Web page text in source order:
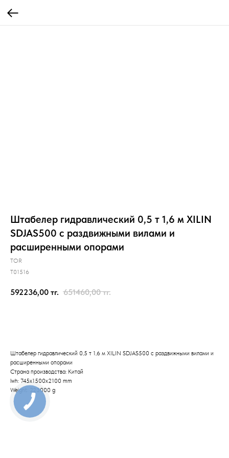
Штабелер гидравлический 0,5 т 1,6 м XILIN
SDJAS500 с раздвижными вилами и
расширенными опорами
TOR
T01516
592236,00 тг. 651460,00 тг.
Штабелер гидравлический 0,5 т 1,6 м XILIN SDJAS500 с раздвижными вилами и
расширенными опорами
Страна производства: Китай
lwh: 745x1500x2100 mm
Weight: 223000 g